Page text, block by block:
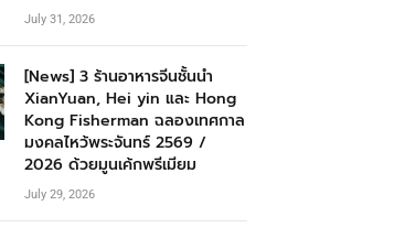
July 31, 2026
[News] 3 ร้านอาหารจีนชั้นนำ
XianYuan, Hei yin และ Hong
Kong Fisherman ฉลองเทศกาล
มงคลไหว้พระจันทร์ 2569 /
2026 ด้วยมูนเค้กพรีเมียม
July 29, 2026